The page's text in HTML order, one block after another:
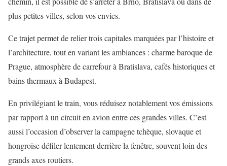
plus petites villes, selon vos envies.
Ce trajet permet de relier trois capitales marquées par l’histoire et
l’architecture, tout en variant les ambiances : charme baroque de
Prague, atmosphère de carrefour à Bratislava, cafés historiques et
bains thermaux à Budapest.
En privilégiant le train, vous réduisez notablement vos émissions
par rapport à un circuit en avion entre ces grandes villes. C’est
aussi l’occasion d’observer la campagne tchèque, slovaque et
hongroise défiler lentement derrière la fenêtre, souvent loin des
grands axes routiers.